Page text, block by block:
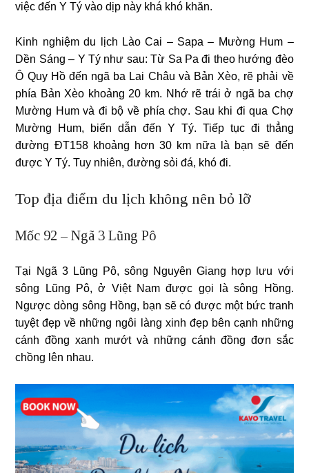
việc đến Y Tý vào dịp này khá khó khăn.
Kinh nghiệm du lịch Lào Cai – Sapa – Mường Hum –
Dền Sáng – Y Tý như sau: Từ Sa Pa đi theo hướng đèo
Ô Quy Hồ đến ngã ba Lai Châu và Bản Xèo, rẽ phải về
phía Bản Xèo khoảng 20 km. Nhớ rẽ trái ở ngã ba chợ
Mường Hum và đi bộ về phía chợ. Sau khi đi qua Chợ
Mường Hum, biển dẫn đến Y Tý. Tiếp tục đi thẳng
đường ĐT158 khoảng hơn 30 km nữa là bạn sẽ đến
được Y Tý. Tuy nhiên, đường sỏi đá, khó đi.
Top địa điểm du lịch không nên bỏ lỡ
Mốc 92 – Ngã 3 Lũng Pô
Tại Ngã 3 Lũng Pô, sông Nguyên Giang hợp lưu với
sông Lũng Pô, ở Việt Nam được gọi là sông Hồng.
Ngược dòng sông Hồng, bạn sẽ có được một bức tranh
tuyệt đẹp về những ngôi làng xinh đẹp bên cạnh những
cánh đồng xanh mướt và những cánh đồng đơn sắc
chồng lên nhau.